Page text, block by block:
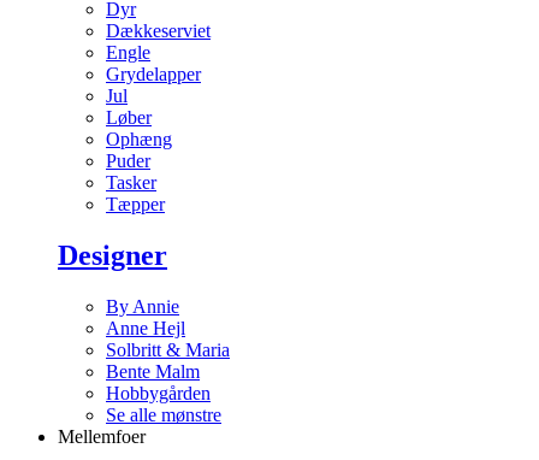
Dyr
Dækkeserviet
Engle
Grydelapper
Jul
Løber
Ophæng
Puder
Tasker
Tæpper
Designer
By Annie
Anne Hejl
Solbritt & Maria
Bente Malm
Hobbygården
Se alle mønstre
Mellemfoer